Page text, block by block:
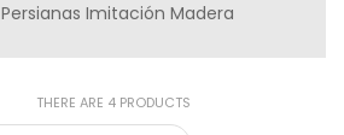
Persianas Imitación Madera
THERE ARE 4 PRODUCTS